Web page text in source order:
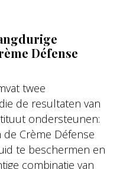
Défense
twee
de resultaten van
ondersteunen:
Crème Défense
te beschermen en
combinatie van